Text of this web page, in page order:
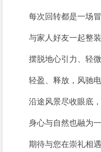
每次回转都是一场冒
与家人好友一起整装
摆脱地心引力、轻微
轻盈、释放，风驰
沿途风景尽收眼底，
身心与自然也融为一
期待与您在崇礼相遇